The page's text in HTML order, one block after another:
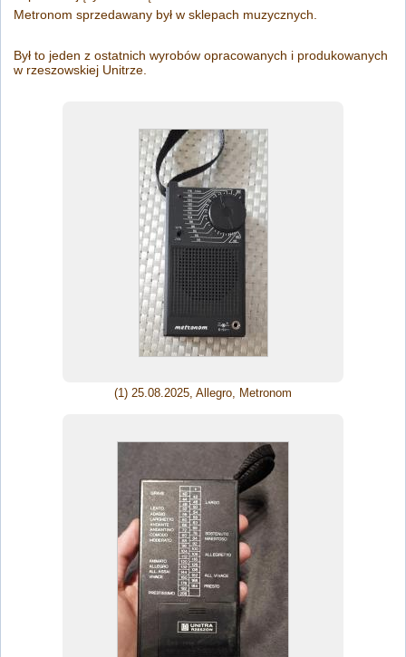
Metronom sprzedawany był w sklepach muzycznych.
Był to jeden z ostatnich wyrobów opracowanych i produkowanych
w rzeszowskiej Unitrze.
(1) 25.08.2025, Allegro, Metronom